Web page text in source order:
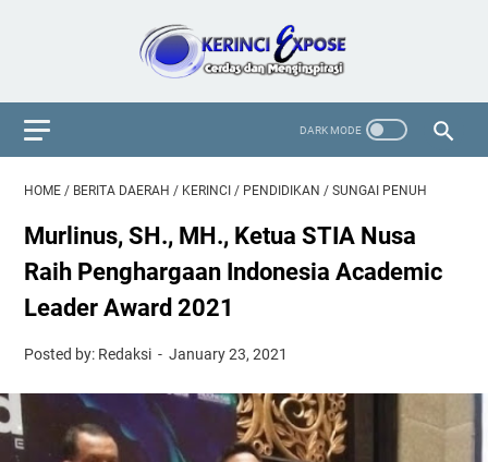
HOME / BERITA DAERAH / KERINCI / PENDIDIKAN / SUNGAI PENUH
Murlinus, SH., MH., Ketua STIA Nusa
Raih Penghargaan Indonesia Academic
Leader Award 2021
Posted by: Redaksi January 23, 2021